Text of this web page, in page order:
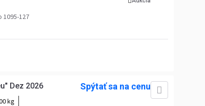
1095-127
Dez 2026
kg
Spýtať sa na cenu